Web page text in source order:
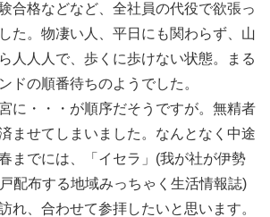
合格などなど、全社員の代役で欲張っ
た。物凄い人、平日にも関わらず、山
人人人で、歩くに歩けない状態。まる
ドの順番待ちのようでした。
に・・・が順序だそうですが。無精者
ませてしまいました。なんとなく中途
までには、「イセラ」(我が社が伊勢
配布する地域みっちゃく生活情報誌)
れ、合わせて参拝したいと思います。